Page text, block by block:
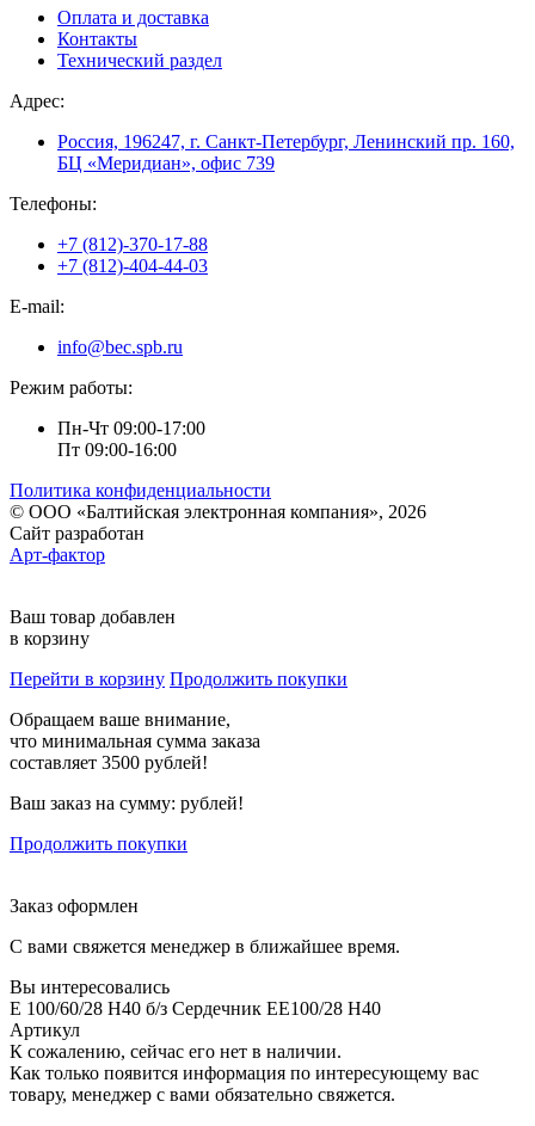
Оплата и доставка
Контакты
Технический раздел
Адрес:
Россия, 196247, г. Санкт-Петербург, Ленинский пр. 160,
БЦ «Меридиан», офис 739
Телефоны:
+7 (812)-370-17-88
+7 (812)-404-44-03
E-mail:
info@bec.spb.ru
Режим работы:
Пн-Чт 09:00-17:00
Пт 09:00-16:00
Политика конфиденциальности
© ООО «Балтийская электронная компания», 2026
Сайт разработан
Арт-фактор
Ваш товар добавлен
в корзину
Перейти в корзину Продолжить покупки
Обращаем ваше внимание,
что минимальная сумма заказа
составляет 3500 рублей!
Ваш заказ на сумму: рублей!
Продолжить покупки
Заказ оформлен
С вами свяжется менеджер в ближайшее время.
Вы интересовались
E 100/60/28 H40 б/з Сердечник EE100/28 H40
Артикул
К сожалению, сейчас его нет в наличии.
Как только появится информация по интересующему вас
товару, менеджер с вами обязательно свяжется.